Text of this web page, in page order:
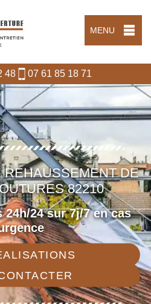
MENU
48 07 61 85 18 71
DE
82210
24 sur 7j/7 en cas